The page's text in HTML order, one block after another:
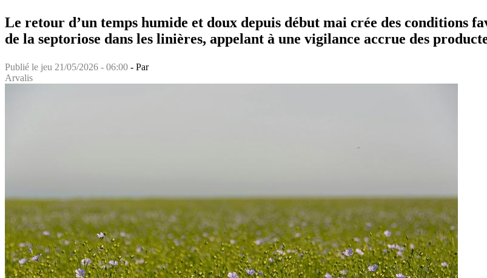
Le retour d’un temps humide et doux depuis début mai crée des conditions
de la septoriose dans les linières, appelant à une vigilance accrue des
Publié le jeu 21/05/2026 - 06:00 - Par
Arvalis